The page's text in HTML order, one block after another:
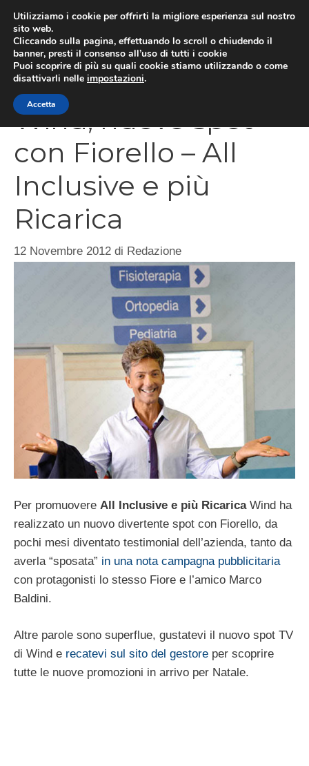
contenuto
Wind, nuovo spot
con Fiorello – All
Inclusive e più
Ricarica
12 Novembre 2012 di Redazione
Per promuovere All Inclusive e più RicaricaWind ha
realizzato un nuovo divertente spot con Fiorello, da
pochi mesi diventato testimonial dell’azienda, tanto da
averla “sposata” in una nota campagna pubblicitaria
con protagonisti lo stesso Fiore e l’amico Marco
Baldini.
Altre parole sono superflue, gustatevi il nuovo spot TV
di Wind e recatevi sul sito del gestore per scoprire
tutte le nuove promozioni in arrivo per Natale.
Utilizziamo i cookie per offrirti la migliore esperienza sul nostro
sito web.
Cliccando sulla pagina, effettuando lo scroll o chiudendo il
banner, presti il consenso all’uso di tutti i cookie
Puoi scoprire di più su quali cookie stiamo utilizzando o come
disattivarli nelle impostazioni.
Accetta